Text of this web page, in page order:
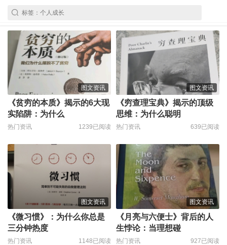
图文资讯
《贫穷的本质》揭示的6大现
实陷阱：为什么
热门资讯 1239已阅读
图文资讯
《穷查理宝典》揭示的顶级
思维：为什么聪明
热门资讯 639已阅读
图文资讯
《微习惯》：为什么你总是
三分钟热度
热门资讯 1148已阅读
图文资讯
《月亮与六便士》背后的人
生悖论：当理想碰
热门资讯 927已阅读